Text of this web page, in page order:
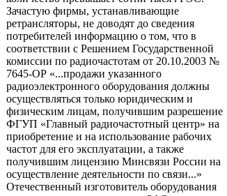
Зачастую фирмы, устанавливающие
ретрансляторы, не доводят до сведения
потребителей информацию о том, что в
соответствии с Решением Государственной
комиссии по радиочастотам от 20.10.2003 №
7645-ОР «...продажи указанного
радиоэлектронного оборудования должны
осуществляться только юридическим и
физическим лицам, получившим разрешение
ФГУП «Главный радиочастотный центр» на
приобретение и на использование рабочих
частот для его эксплуатации, а также
получившим лицензию Минсвязи России на
осуществление деятельности по связи...»
Отечественный изготовитель оборудования